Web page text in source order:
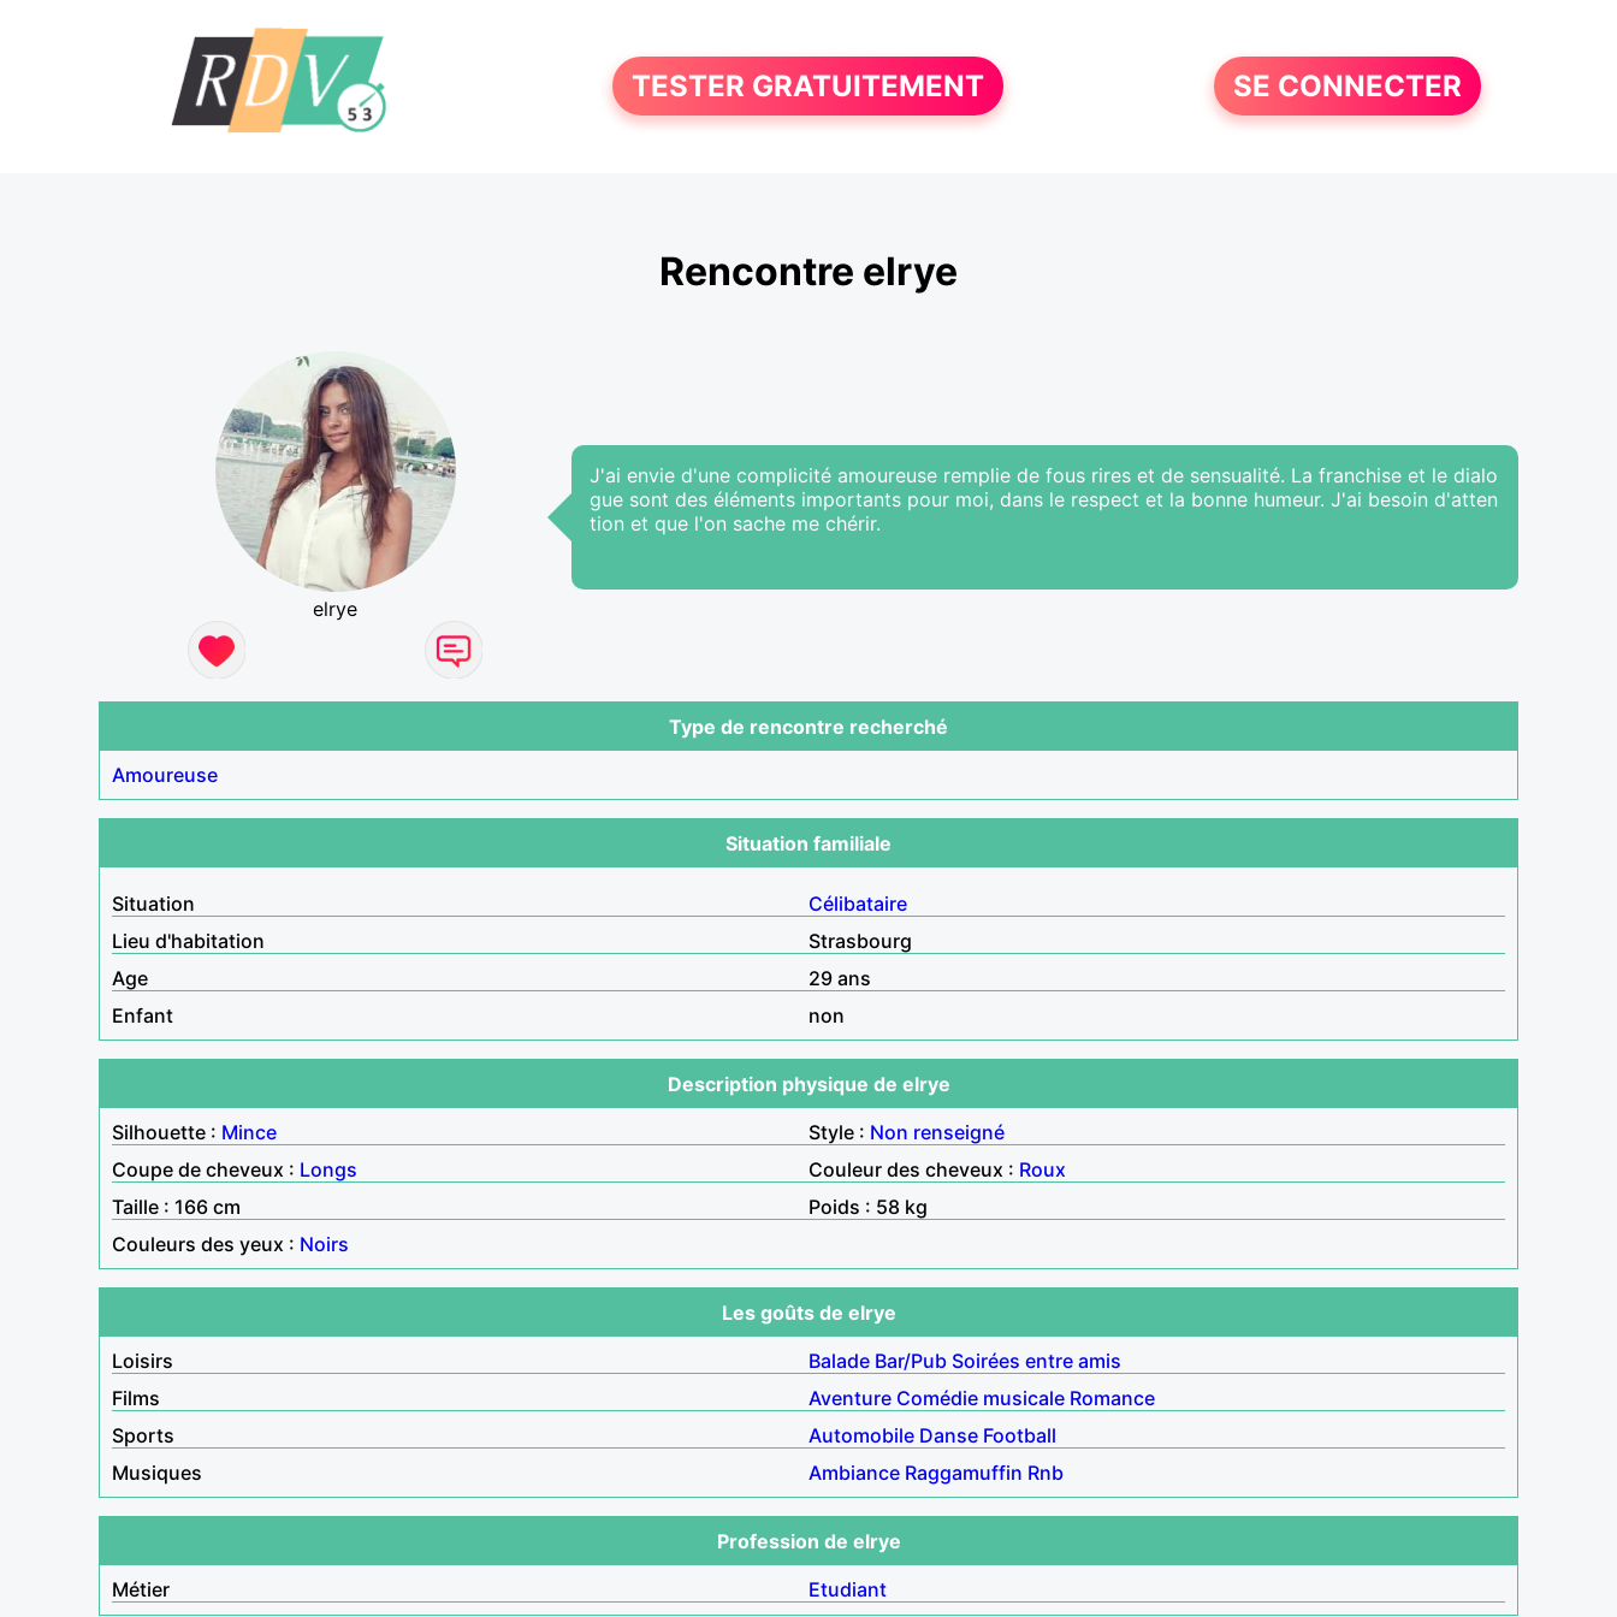
TESTER GRATUITEMENT SE CONNECTER
Rencontre elrye
elrye
J'ai envie d'une complicité amoureuse remplie de fous rires et de sensualité. La franchise et le dialo
gue sont des éléments importants pour moi, dans le respect et la bonne humeur. J'ai besoin d'atten
tion et que l'on sache me chérir.
Type de rencontre recherché
Amoureuse
Situation familiale
Situation
Célibataire
Lieu d'habitation
Strasbourg
Age
29 ans
Enfant
non
Description physique de elrye
Silhouette : Mince Style : Non renseigné
Coupe de cheveux : Longs Couleur des cheveux : Roux
Taille : 166 cm
Poids : 58 kg
Couleurs des yeux : Noirs
Les goûts de elrye
Loisirs
Balade Bar/Pub Soirées entre amis
Films
Aventure Comédie musicale Romance
Sports
Automobile Danse Football
Musiques
Ambiance Raggamuffin Rnb
Profession de elrye
Métier
Etudiant